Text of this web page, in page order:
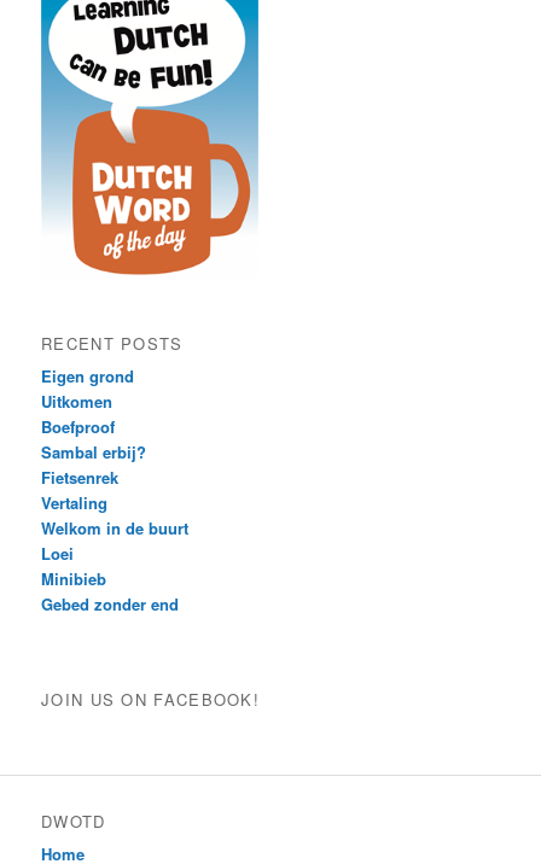
RECENT POSTS
Eigen grond
Uitkomen
Boefproof
Sambal erbij?
Fietsenrek
Vertaling
Welkom in de buurt
Loei
Minibieb
Gebed zonder end
JOIN US ON FACEBOOK!
DWOTD
Home